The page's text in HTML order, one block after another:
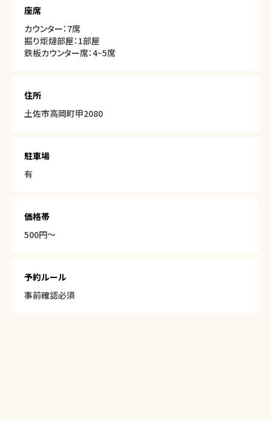
座席
カウンター：7席
掘り炬燵部屋：1部屋
鉄板カウンター席：4~5席
住所
土佐市高岡町甲2080
駐車場
有
価格帯
500円〜
予約ルール
事前確認必須